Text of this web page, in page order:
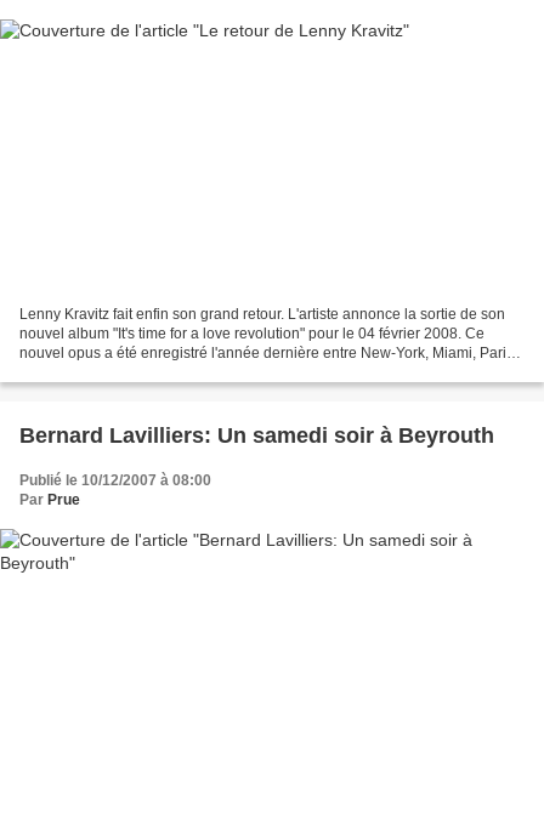
Lenny Kravitz fait enfin son grand retour. L'artiste annonce la sortie de son
nouvel album "It's time for a love revolution" pour le 04 février 2008. Ce
nouvel opus a été enregistré l'année dernière entre New-York, Miami, Paris,
Bernard Lavilliers: Un samedi soir à Beyrouth
Publié le 10/12/2007 à 08:00
Par Prue